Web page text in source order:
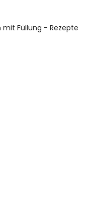
mit Füllung - Rezepte